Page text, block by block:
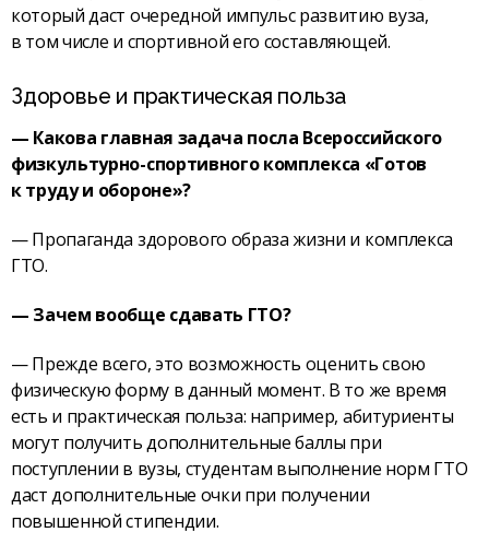
который даст очередной импульс развитию вуза,
в том числе и спортивной его составляющей.
Здоровье и практическая польза
— Какова главная задача посла Всероссийского
физкультурно-спортивного комплекса «Готов
к труду и обороне»?
— Пропаганда здорового образа жизни и комплекса
ГТО.
— Зачем вообще сдавать ГТО?
— Прежде всего, это возможность оценить свою
физическую форму в данный момент. В то же время
есть и практическая польза: например, абитуриенты
могут получить дополнительные баллы при
поступлении в вузы, студентам выполнение норм ГТО
даст дополнительные очки при получении
повышенной стипендии.